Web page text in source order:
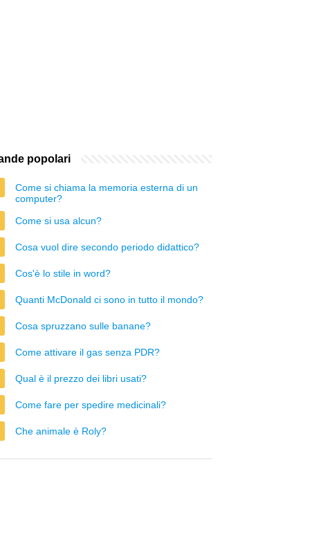
popolari
Come si chiama la memoria esterna di un
computer?
Come si usa alcun?
Cosa vuol dire secondo periodo didattico?
Cos'è lo stile in word?
Quanti McDonald ci sono in tutto il mondo?
Cosa spruzzano sulle banane?
Come attivare il gas senza PDR?
Qual è il prezzo dei libri usati?
Come fare per spedire medicinali?
Che animale è Roly?